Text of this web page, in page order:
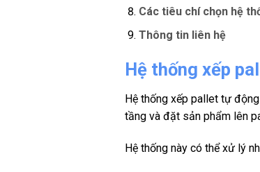
Các tiêu chí chọn hệ
Thông tin liên hệ
Hệ thống xếp
Hệ thống xếp pallet tự
tầng và đặt sản phẩm lên
Hệ thống này có thể xử lý